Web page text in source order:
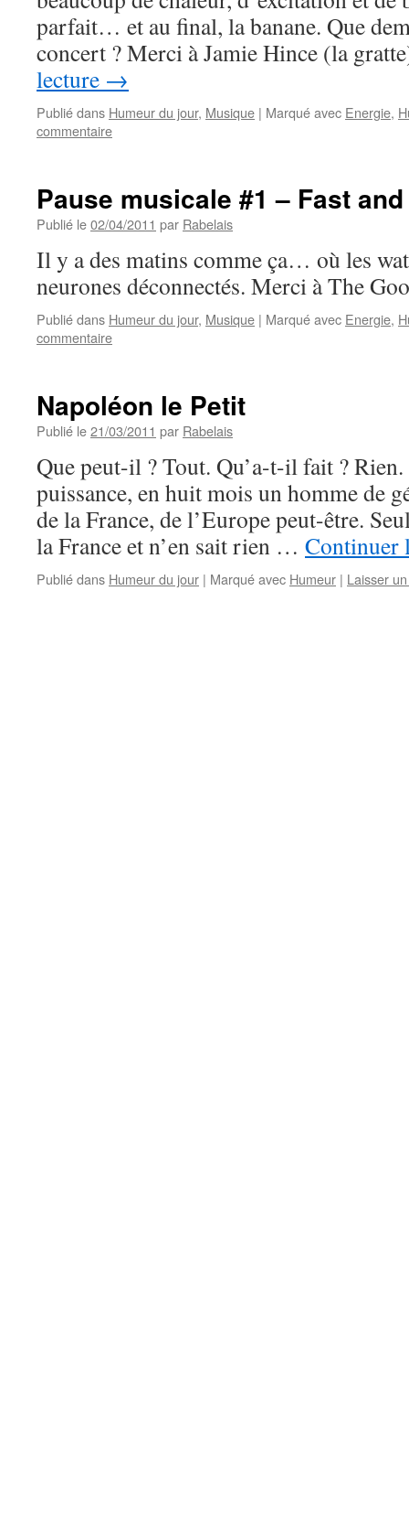
parfait… et au final, la banane. Que
concert ? Merci à Jamie Hince (la
lecture →
Publié dans Humeur du jour, Musique | Marqué avec Energie,
commentaire
Pause musicale #1 – Fast
Publié le02/04/2011 par Rabelais
Il y a des matins comme ça… où les
neurones déconnectés. Merci à The
Publié dans Humeur du jour, Musique | Marqué avec Energie,
commentaire
Napoléon le Petit
Publié le21/03/2011 par Rabelais
Que peut-il ? Tout. Qu’a-t-il fait ?
puissance, en huit mois un homme de
de la France, de l’Europe peut-être.
la France et n’en sait rien … Continuer
Publié dans Humeur du jour | Marqué avec Humeur | Laisser